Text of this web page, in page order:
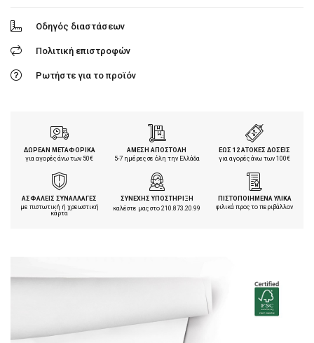
Οδηγός διαστάσεων
Πολιτική επιστροφών
Ρωτήστε για το προϊόν
ΔΩΡΕΑΝ ΜΕΤΑΦΟΡΙΚΑ
για αγορές άνω των 50€
ΑΜΕΣΗ ΑΠΟΣΤΟΛΗ
5-7 ημέρες σε όλη την Ελλάδα
ΕΩΣ 12 ΑΤΟΚΕΣ ΔΟΣΕΙΣ
για αγορές άνω των 100€
ΑΣΦΑΛΕΙΣ ΣΥΝΑΛΛΑΓΕΣ
με πιστωτική ή χρεωστική
κάρτα
ΣΥΝΕΧΗΣ ΥΠΟΣΤΗΡΙΞΗ
καλέστε μας στο210.873.20.99
ΠΙΣΤΟΠΟΙΗΜΕΝΑ ΥΛΙΚΑ
φιλικά προς το περιβάλλον